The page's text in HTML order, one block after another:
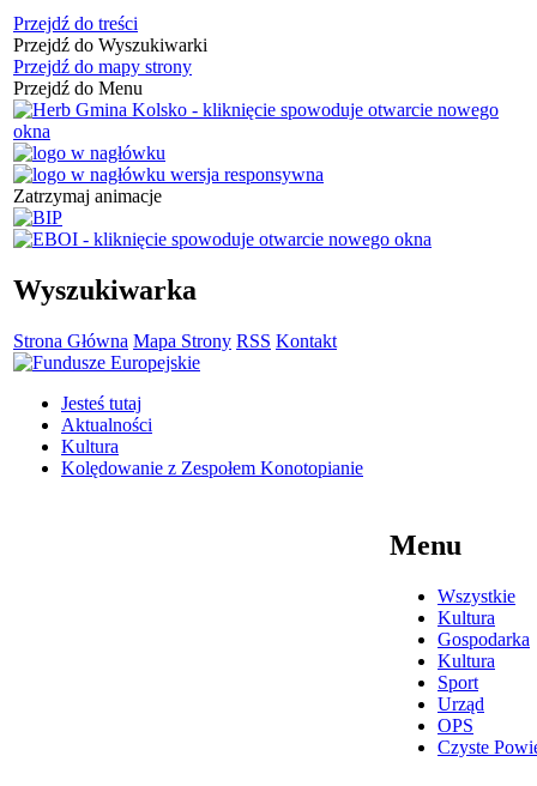
Przejdź do treści
Przejdź do Wyszukiwarki
Przejdź do mapy strony
Przejdź do Menu
Zatrzymaj animacje
Wyszukiwarka
Strona Główna Mapa Strony RSS Kontakt
Jesteś tutaj
Aktualności
Kultura
Kolędowanie z Zespołem Konotopianie
Menu
Wszystkie
Kultura
Gospodarka
Kultura
Sport
Urząd
OPS
Czyste